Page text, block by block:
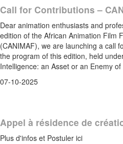
Call for Contributions –
Dear animation enthusiasts and
edition of the African Animation Film
(CANIMAF), we are launching a call
the program of this edition, held
Intelligence: an Asset or an Enemy of
07-10-2025
Appel à résidence de
Plus d'infos et Postuler ici